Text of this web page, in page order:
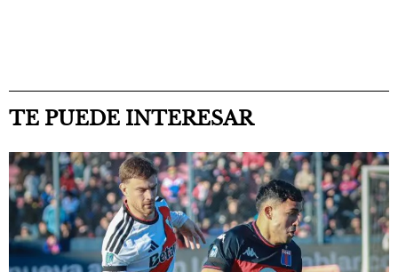
TE PUEDE INTERESAR